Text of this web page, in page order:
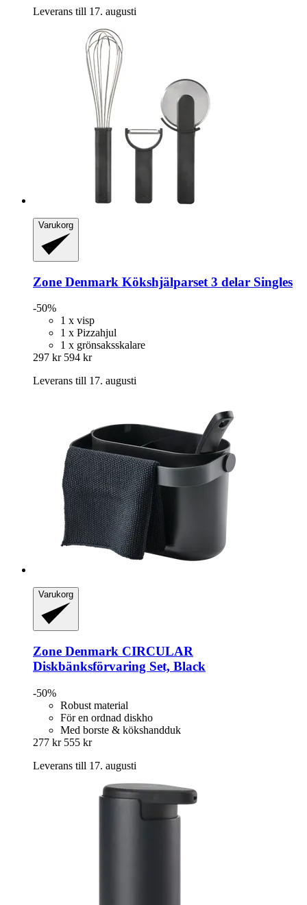
Leverans till 17. augusti
Varukorg
Zone Denmark Kökshjälparset 3 delar Singles
-50%
1 x visp
1 x Pizzahjul
1 x grönsaksskalare
297 kr 594 kr
Leverans till 17. augusti
Varukorg
Zone Denmark CIRCULAR
Diskbänksförvaring Set, Black
-50%
Robust material
För en ordnad diskho
Med borste & kökshandduk
277 kr 555 kr
Leverans till 17. augusti